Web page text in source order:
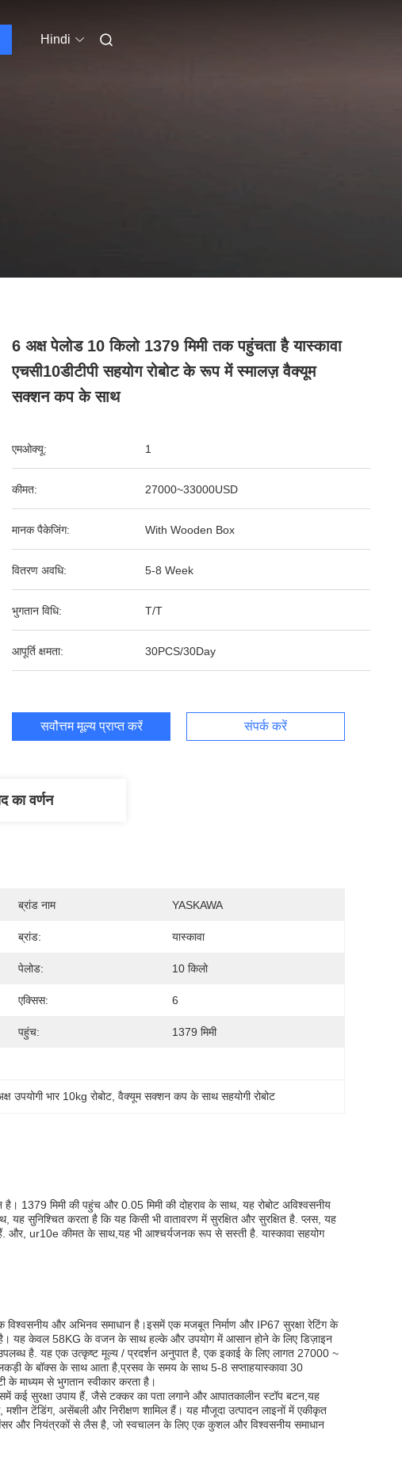
Hindi
6 अक्ष पेलोड 10 किलो 1379 मिमी तक पहुंचता है यास्कावा
एचसी10डीटीपी सहयोग रोबोट के रूप में स्मालज़ वैक्यूम
सक्शन कप के साथ
एमओक्यू: 1
कीमत: 27000~33000USD
मानक पैकेजिंग: With Wooden Box
वितरण अवधि: 5-8 Week
भुगतान विधि: T/T
आपूर्ति क्षमता: 30PCS/30Day
सर्वोत्तम मूल्य प्राप्त करें संपर्क करें
का वर्णन
ब्रांड नाम YASKAWA
ब्रांड: यास्कावा
पेलोड: 10 किलो
एक्सिस: 6
पहुंच: 1379 मिमी
उपयोगी भार 10kg रोबोट , वैक्यूम सक्शन कप के साथ सहयोगी रोबोट
है। 1379 मिमी की पहुंच और 0.05 मिमी की दोहराव के साथ, यह रोबोट अविश्वसनीय
सुनिश्चित करता है कि यह किसी भी वातावरण में सुरक्षित और सुरक्षित है. प्लस, यह
ur10e कीमत के साथ,यह भी आश्चर्यजनक रूप से सस्ती है. यास्कावा सहयोग
विश्वसनीय और अभिनव समाधान है।इसमें एक मजबूत निर्माण और IP67 सुरक्षा रेटिंग के
है। यह केवल 58KG के वजन के साथ हल्के और उपयोग में आसान होने के लिए डिज़ाइन
उपलब्ध है. यह एक उत्कृष्ट मूल्य / प्रदर्शन अनुपात है, एक इकाई के लिए लागत 27000 ~
के बॉक्स के साथ आता है,प्रसव के समय के साथ 5-8 सप्ताहयास्कावा 30
के माध्यम से भुगतान स्वीकार करता है।
कई सुरक्षा उपाय हैं, जैसे टक्कर का पता लगाने और आपातकालीन स्टॉप बटन,यह
टेंडिंग, असेंबली और निरीक्षण शामिल हैं। यह मौजूदा उत्पादन लाइनों में एकीकृत
और नियंत्रकों से लैस है, जो स्वचालन के लिए एक कुशल और विश्वसनीय समाधान